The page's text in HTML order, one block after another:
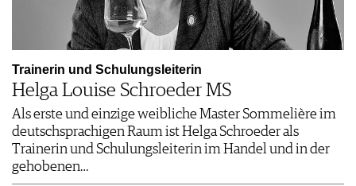
Trainerin und Schulungsleiterin
Helga Louise Schroeder MS
Als erste und einzige weibliche Master Sommelière im
deutschsprachigen Raum ist Helga Schroeder als
Trainerin und Schulungsleiterin im Handel und in der
gehobenen…